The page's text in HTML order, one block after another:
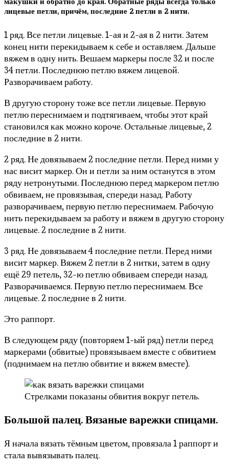
лицевые петли, причём, последние 2 петли в 2 нити.
1 ряд. Все петли лицевые. 1-ая и 2-ая в 2 нити. Затем
конец нити перекидываем к себе и оставляем. Дальше
вяжем в одну нить. Вешаем маркеры после 32 и после
34 петли. Последнюю петлю вяжем лицевой.
Разворачиваем работу.
В другую сторону тоже все петли лицевые. Первую
петлю переснимаем и подтягиваем, чтобы этот край
становился как можно короче. Остальные лицевые, 2
последние в 2 нити.
2 ряд. Не довязываем 2 последние петли. Перед ними у
нас висит маркер. Он и петли за ним останутся в этом
ряду нетронутыми. Последнюю перед маркером петлю
обвиваем, не провязывая, спереди назад. Работу
разворачиваем, первую петлю переснимаем. Рабочую
нить перекидываем за работу и вяжем в другую сторону
лицевые. 2 последние в 2 нити.
3 ряд. Не довязываем 4 последние петли. Перед ними
висит маркер. Вяжем 2 петли в 2 нитки, затем в одну
ещё 29 петель, 32-ю петлю обвиваем спереди назад.
Разворачиваемся. Первую петлю переснимаем. Все
лицевые. 2 последние в 2 нити.
Это раппорт.
В следующем ряду (повторяем 1-ый ряд) петли перед
маркерами (обвитые) провязываем вместе с обвитием
(поднимаем на петлю обвитие и вяжем вместе).
Стрелками показаны обвития вокруг петель.
Большой палец. Вязаные варежки спицами.
Я начала вязать тёмным цветом, провязала 1 раппорт и
стала вывязывать палец.